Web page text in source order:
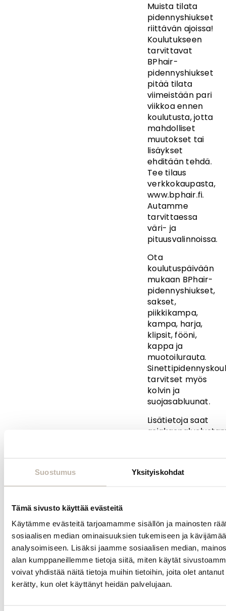
Suostumus Yksityiskohdat
Tämä sivusto käyttää evästeitä
Käytämme evästeitä tarjoamamme sisällön ja mainosten
sosiaalisen median ominaisuuksien tukemiseen ja
analysoimiseen. Lisäksi jaamme sosiaalisen median,
alan kumppaneillemme tietoja siitä, miten käytät
voivat yhdistää näitä tietoja muihin tietoihin, joita olet
kerätty, kun olet käyttänyt heidän palvelujaan.
Muista tilata
pidennyshiukset
riittävän ajoissa!
Koulutukseen
tarvittavat
BPhair-
pidennyshiukset
pitää tilata
viimeistään pari
viikkoa ennen
koulutusta, jotta
mahdolliset
muutokset tai
lisäykset
ehditään tehdä.
Tee tilaus
verkkokaupasta,
www.bphair.fi.
Autamme
tarvittaessa
väri- ja
pituusvalinnoissa.
Ota
koulutuspäivään
mukaan BPhair-
pidennyshiukset,
sakset,
piikkikampa,
kampa, harja,
klipsit, fööni,
kappa ja
muotoilurauta.
tarvitset myös
kolvin ja
suojasabluunat.
Lisätietoja saat
+358 44 7777
Huom!
Jos tilaat
pelkän
koulutuksen,
niin valitse
toimitustavaksi
”nouto Oulun